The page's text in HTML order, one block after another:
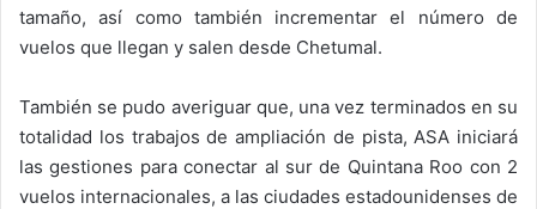
tamaño, así como también incrementar el número de
vuelos que llegan y salen desde Chetumal.
También se pudo averiguar que, una vez terminados en su
totalidad los trabajos de ampliación de pista, ASA iniciará
las gestiones para conectar al sur de Quintana Roo con 2
vuelos internacionales, a las ciudades estadounidenses de